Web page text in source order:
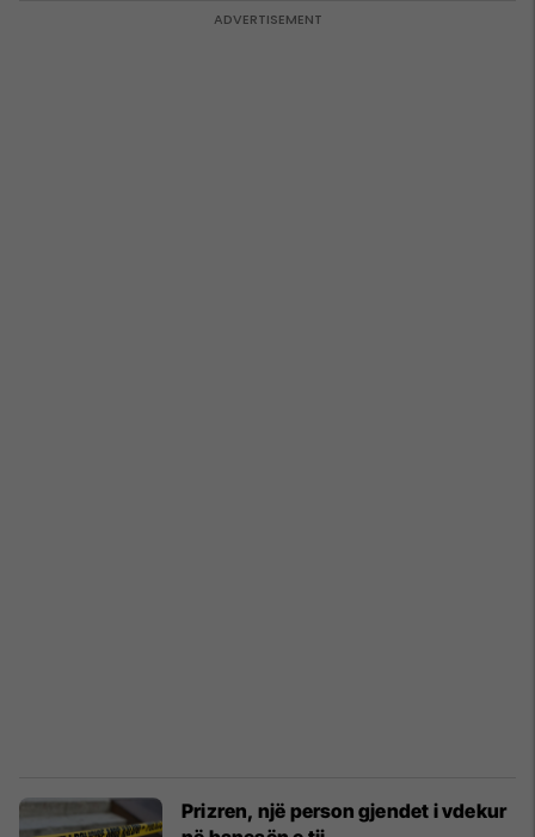
Prizren, një person gjendet i vdekur